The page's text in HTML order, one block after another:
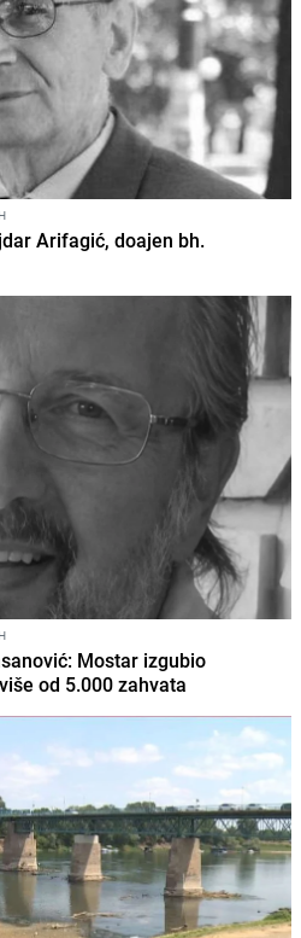
Arifagić, doajen bh.
Mostar izgubio
od 5.000 zahvata